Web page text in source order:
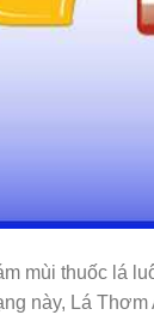
mùi thuốc lá
này, Lá